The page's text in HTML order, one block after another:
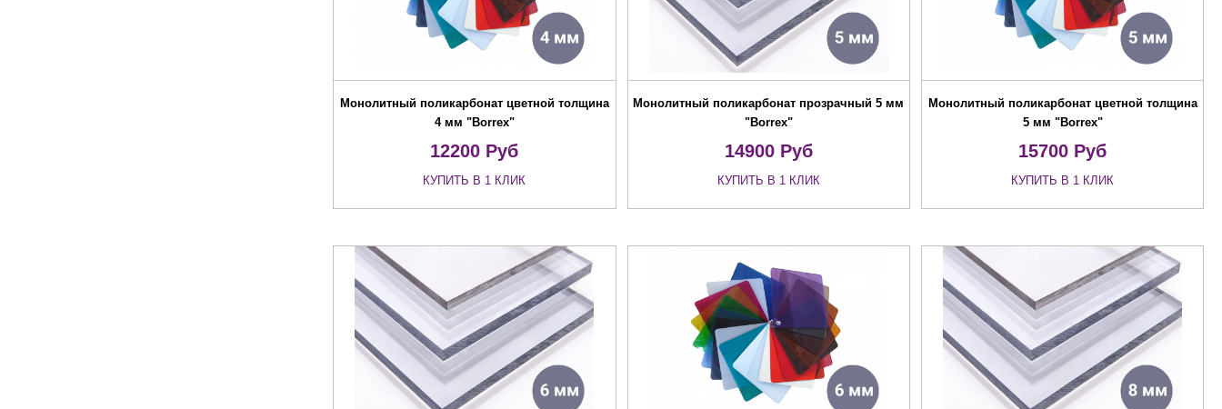
Монолитный поликарбонат цветной толщина
4 мм "Borrex"
12200 Руб
КУПИТЬ В 1 КЛИК
Монолитный поликарбонат прозрачный 5 мм
"Borrex"
14900Руб
КУПИТЬ В 1 КЛИК
Монолитный поликарбонат цветной толщина
5 мм "Borrex"
15700 Руб
КУПИТЬ В 1 КЛИК